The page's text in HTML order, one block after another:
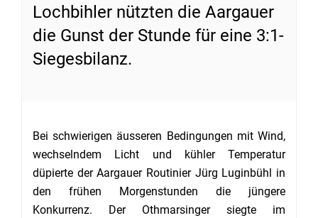
Lochbihler nützten die Aargauer
die Gunst der Stunde für eine 3:1-
Siegesbilanz.
Bei schwierigen äusseren Bedingungen mit Wind,
wechselndem Licht und kühler Temperatur
düpierte der Aargauer Routinier Jürg Luginbühl in
den frühen Morgenstunden die jüngere
Konkurrenz. Der Othmarsinger siegte im